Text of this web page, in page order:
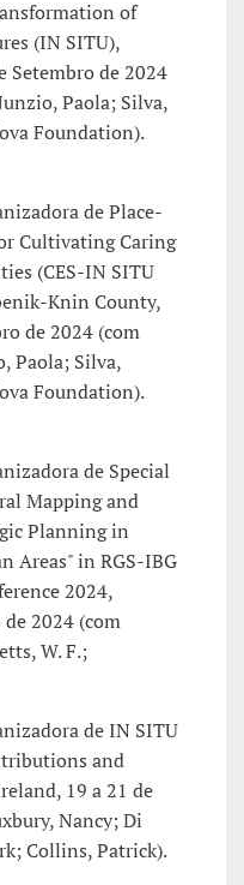
of
(IN SITU),
Setembro de 2024
Paola; Silva,
Foundation).
de Place-
Cultivating Caring
(CES-IN SITU
Knin County,
de 2024 (com
Paola; Silva,
Foundation).
de Special
Mapping and
Planning in
Areas" in RGS-IBG
2024,
2024 (com
W. F.;
de IN SITU
and
19 a 21 de
Nancy; Di
Collins, Patrick).